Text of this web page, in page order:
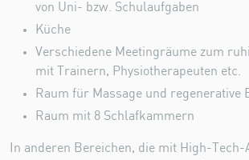
von Uni- bzw. Schulaufgaben
Küche
Verschiedene Meetingräume zum
mit Trainern, Physiotherapeuten etc.
Raum für Massage und regenerative
Raum mit 8 Schlafkammern
In anderen Bereichen, die mit High-Tech-